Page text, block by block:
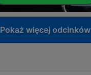
Pokaż więcej odcinków